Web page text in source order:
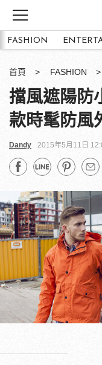
FASHION
首頁 FASHION
擋風遮陽防
款時髦防風
Dandy 2015年5月11日